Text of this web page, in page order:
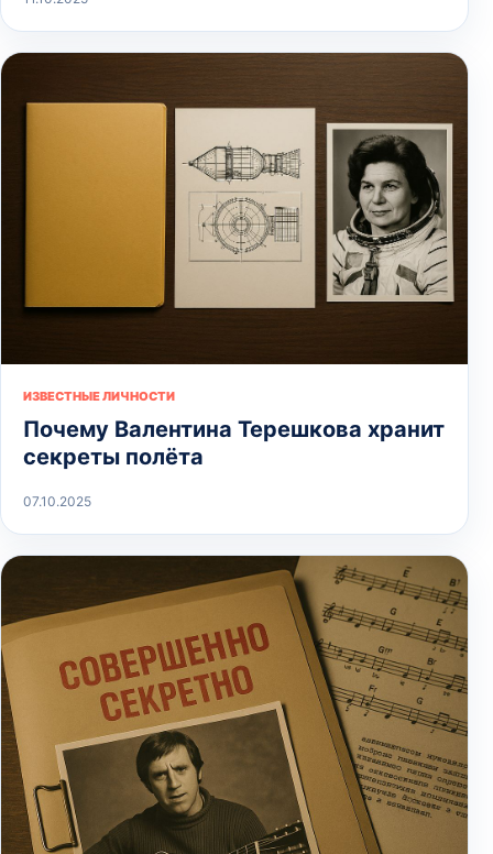
ИЗВЕСТНЫЕ ЛИЧНОСТИ
Почему Валентина Терешкова хранит
секреты полёта
07.10.2025